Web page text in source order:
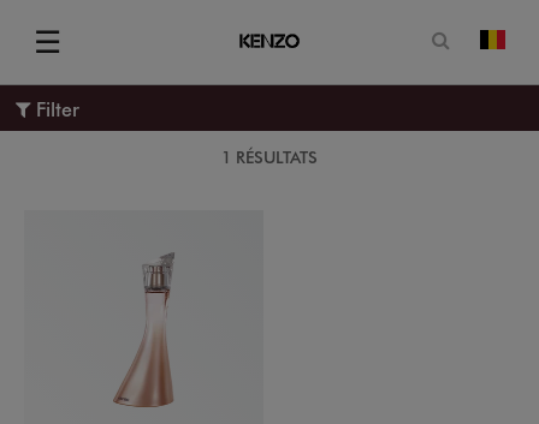
☰
Menu
Ouvrir
Filter
1 RÉSULTATS